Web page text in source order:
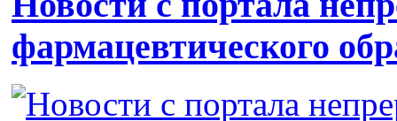
фармацевтического